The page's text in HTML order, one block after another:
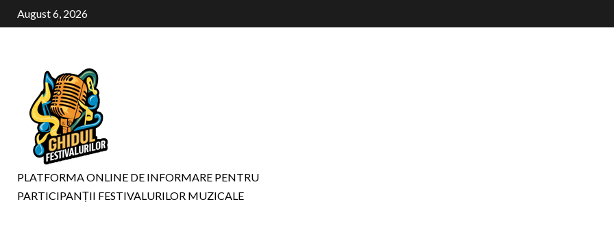
Skip
to
August 6, 2026
PLATFORMA ONLINE DE INFORMARE PENTRU
PARTICIPANȚII FESTIVALURILOR MUZICALE